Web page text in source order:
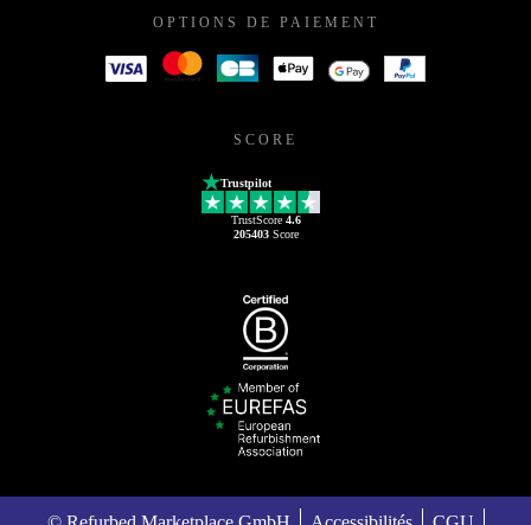
OPTIONS DE PAIEMENT
SCORE
Trustpilot
TrustScore 4.6
205403Score